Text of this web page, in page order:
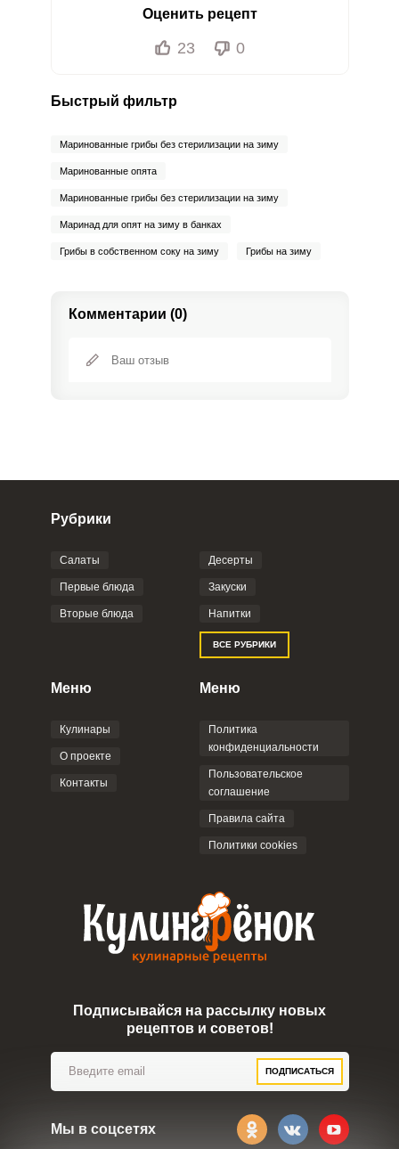
Оценить рецепт
23 0
Быстрый фильтр
Маринованные грибы без стерилизации на зиму
Маринованные опята
Маринованные грибы без стерилизации на зиму
Маринад для опят на зиму в банках
Грибы в собственном соку на зиму Грибы на зиму
Комментарии (0)
Фото до 4 шт, до 5 mb
Отправляя эту форму, вы соглашаетесь с
Политикой
Пользовательским
соглашением
Рубрики
Салаты
Первые блюда
Вторые блюда
Десерты
Закуски
Напитки
ВСЕ РУБРИКИ
Меню
Кулинары
О проекте
Контакты
Меню
Политика
конфиденциальности
Пользовательское
соглашение
Правила сайта
Политики cookies
Подписывайся на рассылку новых
рецептов и советов!
ПОДПИСАТЬСЯ
Мы в соцсетях